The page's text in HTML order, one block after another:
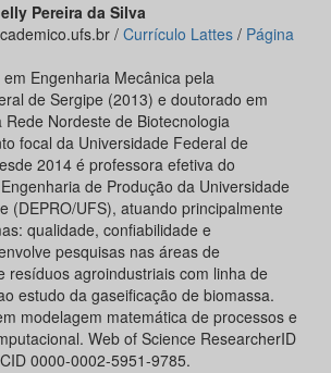
Pereira da Silva
/ Currículo Lattes / Página
Engenharia Mecânica pela
de Sergipe (2013) e doutorado em
Rede Nordeste de Biotecnologia
focal da Universidade Federal de
2014 é professora efetiva do
de Produção da Universidade
(DEPRO/UFS), atuando principalmente
qualidade, confiabilidade e
pesquisas nas áreas de
resíduos agroindustriais com linha de
estudo da gaseificação de biomassa.
modelagem matemática de processos e
Web of Science ResearcherID
0000-0002-5951-9785.